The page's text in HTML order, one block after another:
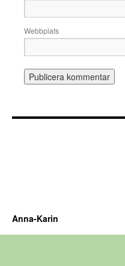
Webbplats
Anna-Karin